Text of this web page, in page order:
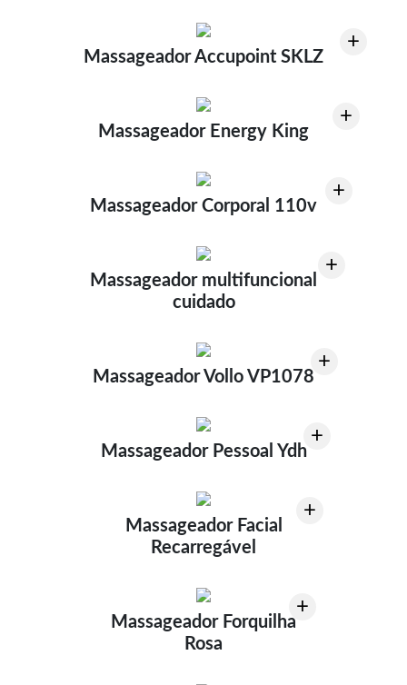
+
Massageador Accupoint SKLZ
+
Massageador Energy King
+
Massageador Corporal 110v
+
Massageador multifuncional
cuidado
+
Massageador Vollo VP1078
+
Massageador Pessoal Ydh
+
Massageador Facial
Recarregável
+
Massageador Forquilha
Rosa